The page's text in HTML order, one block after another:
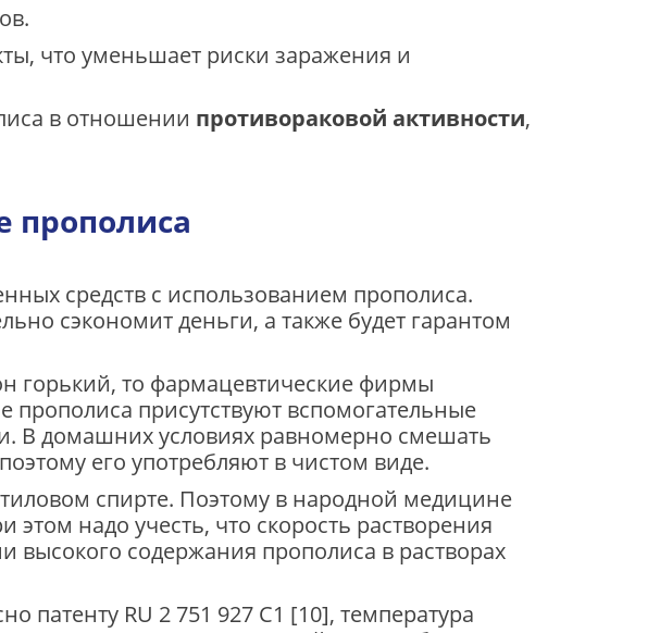
что уменьшает риски заражения и
в отношении противораковой активности,
прополиса
средств с использованием прополиса.
сэкономит деньги, а также будет гарантом
горький, то фармацевтические фирмы
прополиса присутствуют вспомогательные
В домашних условиях равномерно смешать
его употребляют в чистом виде.
спирте. Поэтому в народной медицине
надо учесть, что скорость растворения
содержания прополиса в растворах
патенту RU 2 751 927 C1 [10], температура